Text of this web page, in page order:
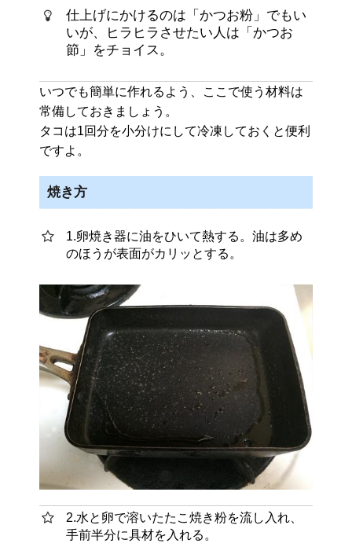
仕上げにかけるのは「かつお粉」でもい
いが、ヒラヒラさせたい人は「かつお
節」をチョイス。
いつでも簡単に作れるよう、ここで使う材料は
常備しておきましょう。
タコは1回分を小分けにして冷凍しておくと便利
ですよ。
焼き方
1.卵焼き器に油をひいて熱する。油は多め
のほうが表面がカリッとする。
2.水と卵で溶いたたこ焼き粉を流し入れ、
手前半分に具材を入れる。